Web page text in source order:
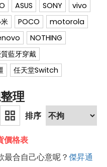
ASUS SONY
vivo
POCO
motorola
NOTHING
藍牙穿戴
任天堂Switch
理
價格表
合自己心意呢？傑昇通